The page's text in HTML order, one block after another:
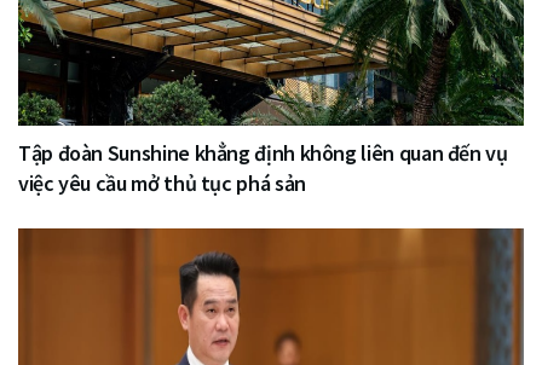
Tập đoàn Sunshine khẳng định không liên quan đến vụ
việc yêu cầu mở thủ tục phá sản